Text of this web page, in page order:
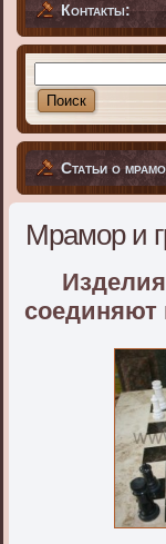
Контакты:
Статьи о
Мрамор и
соединяют